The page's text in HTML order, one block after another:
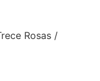
Rosas /